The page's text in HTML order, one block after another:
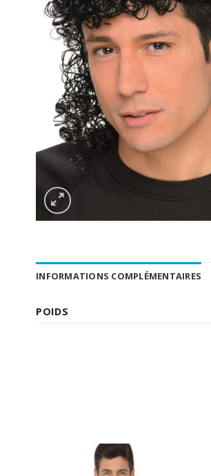
INFORMATIONS COMPLÉMENTAIRES
POIDS